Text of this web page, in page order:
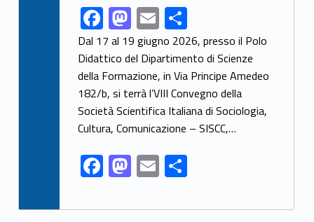
Link identifier share facebook archive #share-link-archive-95984F
ac
e
b
o
o
k
M
as
to
d
o
n
E
m
ai
l
S
h
ar
e
Dal 17 al 19 giugno 2026, presso il Polo
Didattico del Dipartimento di Scienze
della Formazione, in Via Principe Amedeo
182/b, si terrà l’VIII Convegno della
Società Scientifica Italiana di Sociologia,
Cultura, Comunicazione – SISCC,…
F
ac
e
M
as
to
E
m
ai
S
ar